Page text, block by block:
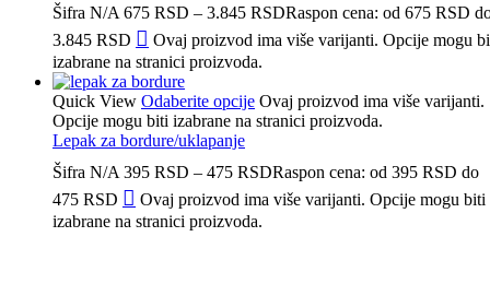
Šifra N/A 675 RSD – 3.845 RSDRaspon cena: od 675 RSD
3.845 RSD
Ovaj proizvod ima više varijanti. Opcije mogu
izabrane na stranici proizvoda.
Quick View Odaberite opcije Ovaj proizvod ima više varijanti.
Opcije mogu biti izabrane na stranici proizvoda.
Lepak za bordure/uklapanje
Šifra N/A 395 RSD – 475 RSDRaspon cena: od 395 RSD do
475 RSD
Ovaj proizvod ima više varijanti. Opcije mogu biti
izabrane na stranici proizvoda.